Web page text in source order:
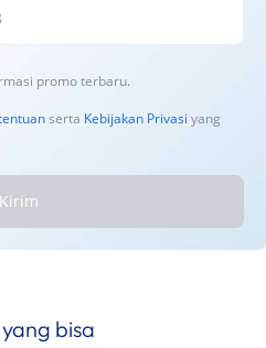
promo terbaru.
serta Kebijakan Privasi yang
Kirim
bisa